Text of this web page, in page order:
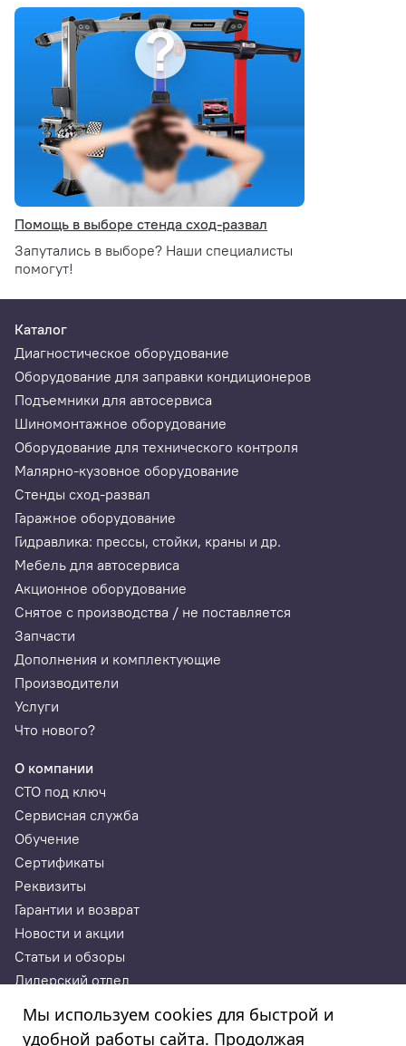
Помощь в выборе стенда сход-развал
Запутались в выборе? Наши специалисты
помогут!
Каталог
Диагностическое оборудование
Оборудование для заправки кондиционеров
Подъемники для автосервиса
Шиномонтажное оборудование
Оборудование для технического контроля
Малярно-кузовное оборудование
Стенды сход-развал
Гаражное оборудование
Гидравлика: прессы, стойки, краны и др.
Мебель для автосервиса
Акционное оборудование
Снятое с производства / не поставляется
Запчасти
Дополнения и комплектующие
Производители
Услуги
Что нового?
О компании
СТО под ключ
Сервисная служба
Обучение
Сертификаты
Реквизиты
Гарантии и возврат
Новости и акции
Статьи и обзоры
Дилерский отдел
Мы используем cookies для быстрой и
удобной работы сайта. Продолжая